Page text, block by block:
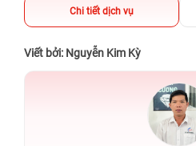
Chi tiết dịch vụ
Viết bởi: Nguyễn Kim Kỳ